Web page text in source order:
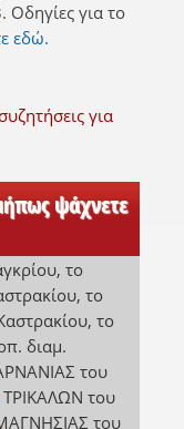
για το
εδώ.
για
ψάχνετε
, το
, το
, το
διαμ.
του
ΤΡΙΚΑΛΩΝ του
του